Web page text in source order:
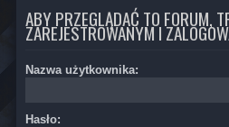
ABY PRZEGLĄDAĆ TO FORUM,
ZAREJESTROWANYM I
Nazwa użytkownika:
Hasło: